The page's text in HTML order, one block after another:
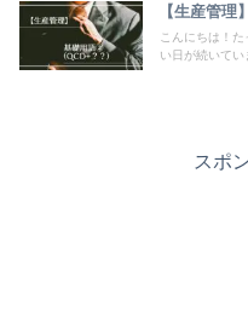
【生産管
こんにちは！
い日が続いてい
スポ